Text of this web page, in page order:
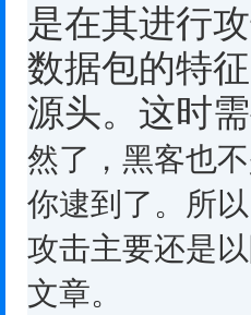
是在其进行
数据包的特
源头。这时
然了，黑客也
你逮到了。所
攻击主要还是
文章。